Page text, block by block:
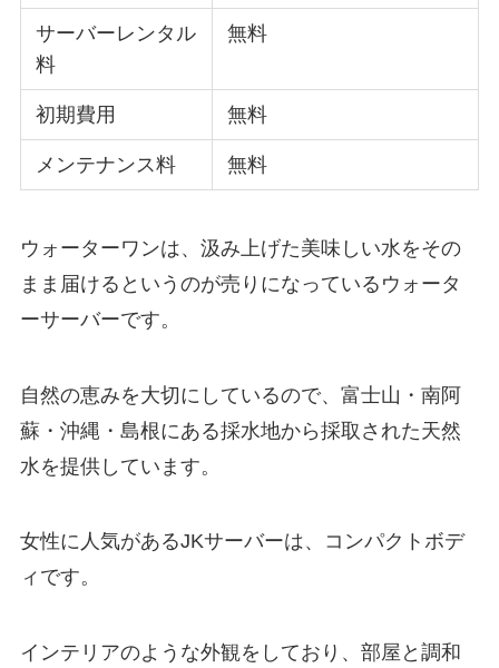
サーバーレンタル
料
無料
初期費用 無料
メンテナンス料 無料
ウォーターワンは、汲み上げた美味しい水をその
まま届けるというのが売りになっているウォータ
ーサーバーです。
自然の恵みを大切にしているので、 富士山・南阿
蘇・沖縄・島根にある採水地から採取された天然
水を提供しています。
女性に人気があるJKサーバーは、コンパクトボデ
ィです。
インテリアのような外観をしており、部屋と調和